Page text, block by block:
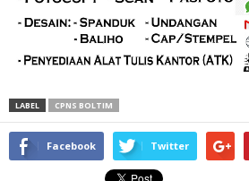
LABEL CPNS BOLTIM
Facebook Twitter